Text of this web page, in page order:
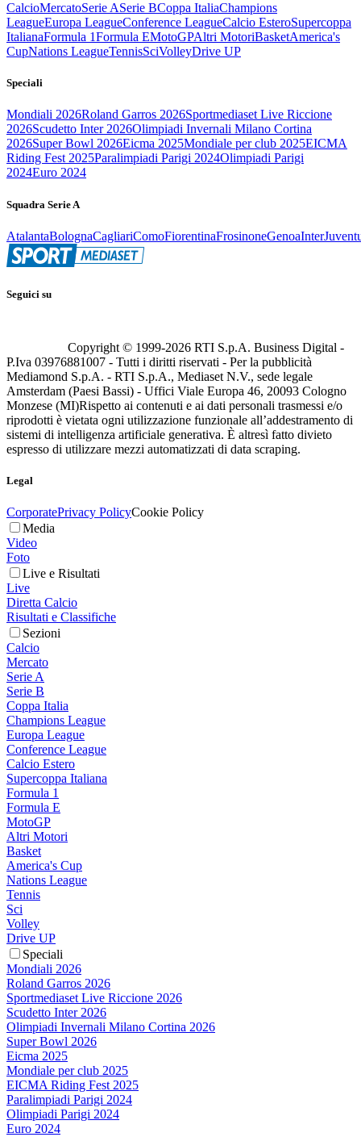
CalcioMercatoSerie ASerie BCoppa ItaliaChampions
LeagueEuropa LeagueConference LeagueCalcio EsteroSupercoppa
ItalianaFormula 1Formula EMotoGPAltri MotoriBasketAmerica's
CupNations LeagueTennisSciVolleyDrive UP
Speciali
Mondiali 2026Roland Garros 2026Sportmediaset Live Riccione
2026Scudetto Inter 2026Olimpiadi Invernali Milano Cortina
2026Super Bowl 2026Eicma 2025Mondiale per club 2025EICMA
Riding Fest 2025Paralimpiadi Parigi 2024Olimpiadi Parigi
2024Euro 2024
Squadra Serie A
AtalantaBolognaCagliariComoFiorentinaFrosinoneGenoaInter
Seguici su
Copyright © 1999-2026 RTI S.p.A. Business Digital -
P.Iva 03976881007 - Tutti i diritti riservati - Per la pubblicità
Mediamond S.p.A. - RTI S.p.A., Mediaset N.V., sede legale
Amsterdam (Paesi Bassi) - Uffici Viale Europa 46, 20093 Cologno
Monzese (MI)Rispetto ai contenuti e ai dati personali trasmessi e/o
riprodotti è vietata ogni utilizzazione funzionale all’addestramento di
sistemi di intelligenza artificiale generativa. È altresì fatto divieto
espresso di utilizzare mezzi automatizzati di data scraping.
Legal
CorporatePrivacy PolicyCookie Policy
Media
Video
Foto
Live e Risultati
Live
Diretta Calcio
Risultati e Classifiche
Sezioni
Calcio
Mercato
Serie A
Serie B
Coppa Italia
Champions League
Europa League
Conference League
Calcio Estero
Supercoppa Italiana
Formula 1
Formula E
MotoGP
Altri Motori
Basket
America's Cup
Nations League
Tennis
Sci
Volley
Drive UP
Speciali
Mondiali 2026
Roland Garros 2026
Sportmediaset Live Riccione 2026
Scudetto Inter 2026
Olimpiadi Invernali Milano Cortina 2026
Super Bowl 2026
Eicma 2025
Mondiale per club 2025
EICMA Riding Fest 2025
Paralimpiadi Parigi 2024
Olimpiadi Parigi 2024
Euro 2024